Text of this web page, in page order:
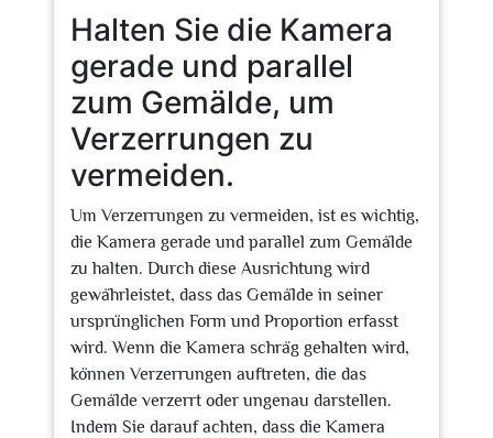
Halten Sie die Kamera
gerade und parallel
zum Gemälde, um
Verzerrungen zu
vermeiden.
Um Verzerrungen zu vermeiden, ist es wichtig,
die Kamera gerade und parallel zum Gemälde
zu halten. Durch diese Ausrichtung wird
gewährleistet, dass das Gemälde in seiner
ursprünglichen Form und Proportion erfasst
wird. Wenn die Kamera schräg gehalten wird,
können Verzerrungen auftreten, die das
Gemälde verzerrt oder ungenau darstellen.
Indem Sie darauf achten, dass die Kamera